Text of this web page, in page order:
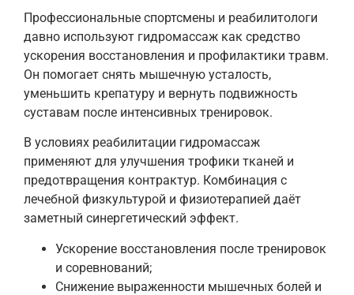
Профессиональные спортсмены и реабилитологи
давно используют гидромассаж как средство
ускорения восстановления и профилактики травм.
Он помогает снять мышечную усталость,
уменьшить крепатуру и вернуть подвижность
суставам после интенсивных тренировок.
В условиях реабилитации гидромассаж
применяют для улучшения трофики тканей и
предотвращения контрактур. Комбинация с
лечебной физкультурой и физиотерапией даёт
заметный синергетический эффект.
Ускорение восстановления после тренировок
и соревнований;
Снижение выраженности мышечных болей и